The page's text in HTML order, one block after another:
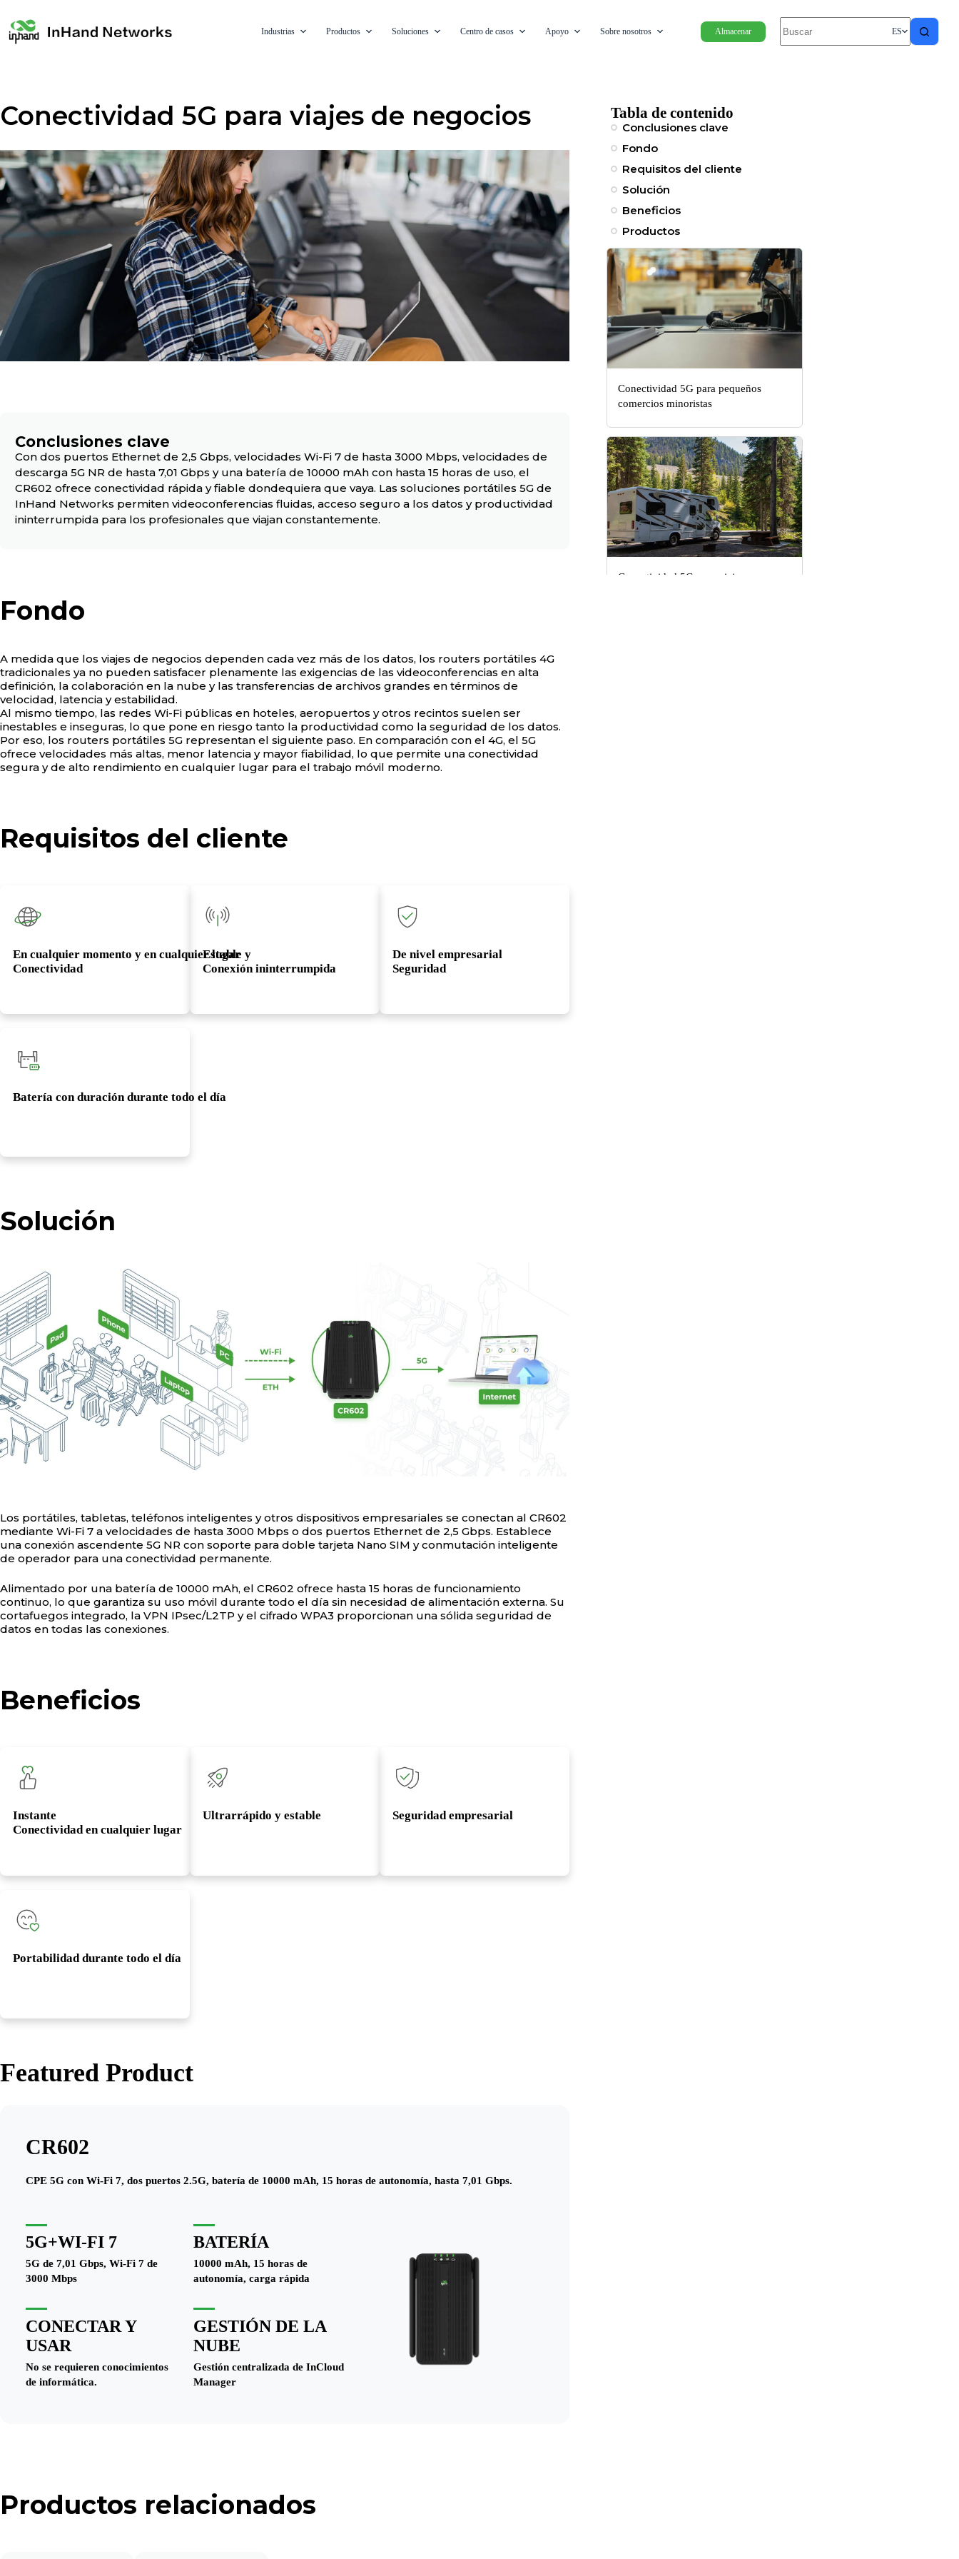
Industrias Productos Soluciones Centro de casos Apoyo Sobre nosotros Almacenar ES
Conectividad 5G para viajes de negocios
Conclusiones clave
Con dos puertos Ethernet de 2,5 Gbps, velocidades Wi-Fi 7 de hasta 3000 Mbps, velocidades de
descarga 5G NR de hasta 7,01 Gbps y una batería de 10000 mAh con hasta 15 horas de uso, el
CR602 ofrece conectividad rápida y fiable dondequiera que vaya. Las soluciones portátiles 5G de
InHand Networks permiten videoconferencias fluidas, acceso seguro a los datos y productividad
ininterrumpida para los profesionales que viajan constantemente.
Fondo
A medida que los viajes de negocios dependen cada vez más de los datos, los routers portátiles 4G
tradicionales ya no pueden satisfacer plenamente las exigencias de las videoconferencias en alta
definición, la colaboración en la nube y las transferencias de archivos grandes en términos de
velocidad, latencia y estabilidad.
Al mismo tiempo, las redes Wi-Fi públicas en hoteles, aeropuertos y otros recintos suelen ser
inestables e inseguras, lo que pone en riesgo tanto la productividad como la seguridad de los datos.
Por eso, los routers portátiles 5G representan el siguiente paso. En comparación con el 4G, el 5G
ofrece velocidades más altas, menor latencia y mayor fiabilidad, lo que permite una conectividad
segura y de alto rendimiento en cualquier lugar para el trabajo móvil moderno.
Requisitos del cliente
En cualquier momento y en cualquier lugar
Conectividad
Estable y
Conexión ininterrumpida
De nivel empresarial
Seguridad
Batería con duración durante todo el día
Solución
Los portátiles, tabletas, teléfonos inteligentes y otros dispositivos empresariales se conectan al CR602
mediante Wi-Fi 7 a velocidades de hasta 3000 Mbps o dos puertos Ethernet de 2,5 Gbps. Establece
una conexión ascendente 5G NR con soporte para doble tarjeta Nano SIM y conmutación inteligente
de operador para una conectividad permanente.
Alimentado por una batería de 10000 mAh, el CR602 ofrece hasta 15 horas de funcionamiento
continuo, lo que garantiza su uso móvil durante todo el día sin necesidad de alimentación externa. Su
cortafuegos integrado, la VPN IPsec/L2TP y el cifrado WPA3 proporcionan una sólida seguridad de
datos en todas las conexiones.
Beneficios
Instante
Conectividad en cualquier lugar
Ultrarrápido y estable Seguridad empresarial
Portabilidad durante todo el día
Featured Product
CR602
CPE 5G con Wi-Fi 7, dos puertos 2.5G, batería de 10000 mAh, 15 horas de autonomía, hasta 7,01 Gbps.
5G+WI-FI 7
5G de 7,01 Gbps, Wi-Fi 7 de
3000 Mbps
BATERÍA
10000 mAh, 15 horas de
autonomía, carga rápida
CONECTAR Y
USAR
No se requieren conocimientos
de informática.
GESTIÓN DE LA
NUBE
Gestión centralizada de InCloud
Manager
Productos relacionados
Tabla de contenido
Conclusiones clave
Fondo
Requisitos del cliente
Solución
Beneficios
Productos
Conectividad 5G para pequeños
comercios minoristas
Conectividad 5G para viajes en